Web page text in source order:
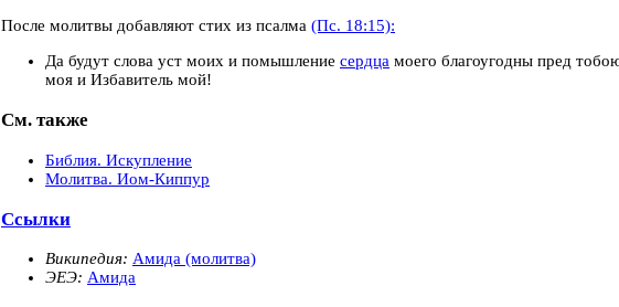
После молитвы добавляют стих из псалма (Пс. 18:15):
Да будут слова уст моих и помышление сердца моего благоугодны пред
моя и Избавитель мой!
См. также
Библия. Искупление
Молитва. Иом-Киппур
Ссылки
Википедия: Амида (молитва)
ЭЕЭ: Амида